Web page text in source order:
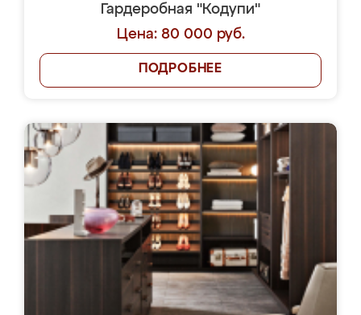
Гардеробная "Кодупи"
Цена: 80 000 руб.
ПОДРОБНЕЕ